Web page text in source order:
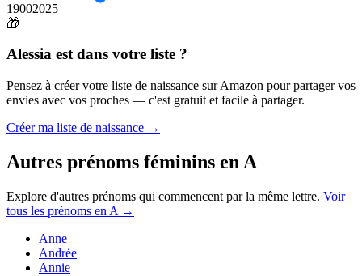
19002025
🎁
Alessia est dans votre liste ?
Pensez à créer votre liste de naissance sur Amazon pour partager vos
envies avec vos proches — c'est gratuit et facile à partager.
Créer ma liste de naissance →
Autres prénoms féminins en A
Explore d'autres prénoms qui commencent par la même lettre. Voir
tous les prénoms en A →
Anne
Andrée
Annie